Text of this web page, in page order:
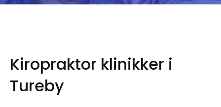
Kiropraktor klinikker i
Tureby